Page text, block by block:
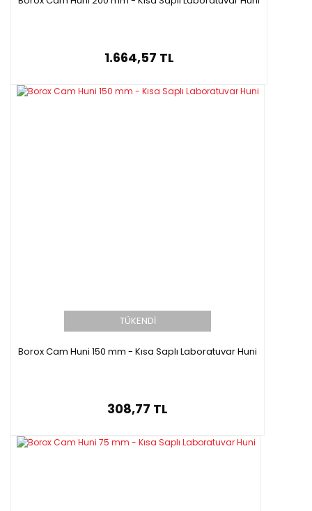
1.664,57 TL
TÜKENDİ
Borox Cam Huni 150 mm - Kısa Saplı Laboratuvar Huni
308,77 TL